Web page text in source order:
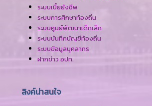
ระบบเบี้ยยังชีพ
ระบบการศึกษาท้องถิ่น
ระบบศูนย์พัฒนาเด็กเล็ก
ระบบบันทึกบัญชีท้องถิ่น
ระบบข้อมูลบุคลากร
ฝากข่าว อปท.
ลิงค์น่าสนใจ